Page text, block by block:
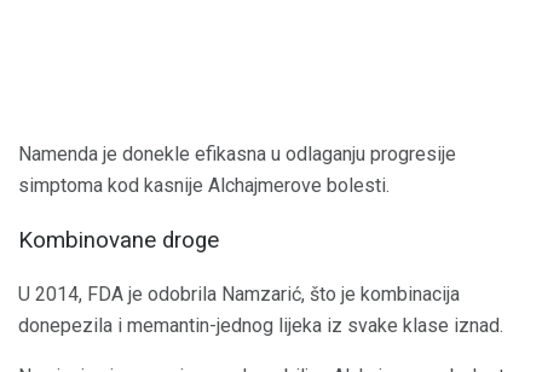
Namenda je donekle efikasna u odlaganju progresije
simptoma kod kasnije Alchajmerove bolesti.
Kombinovane droge
U 2014, FDA je odobrila Namzarić, što je kombinacija
donepezila i memantin-jednog lijeka iz svake klase iznad.